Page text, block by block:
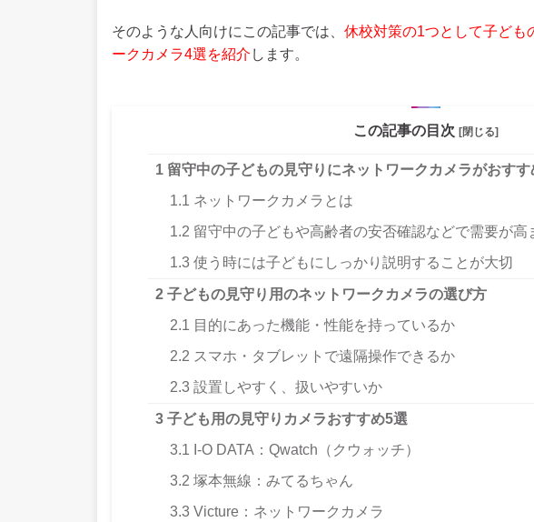
そのような人向けにこの記事では、 休校対策の1つとして子ども
ークカメラ4選を紹介 します。
この記事の目次 [閉じる]
1 留守中の子どもの見守りにネットワークカメラがおすす
1.1 ネットワークカメラとは
1.2 留守中の子どもや高齢者の安否確認などで需要が高
1.3 使う時には子どもにしっかり説明することが大切
2 子どもの見守り用のネットワークカメラの選び方
2.1 目的にあった機能・性能を持っているか
2.2 スマホ・タブレットで遠隔操作できるか
2.3 設置しやすく、扱いやすいか
3 子ども用の見守りカメラおすすめ5選
3.1 I-O DATA：Qwatch（クウォッチ）
3.2 塚本無線：みてるちゃん
3.3 Victure：ネットワークカメラ